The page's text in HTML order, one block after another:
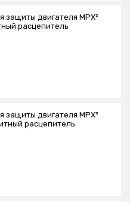
защиты двигателя MPX³
расцепитель
защиты двигателя MPX³
расцепитель